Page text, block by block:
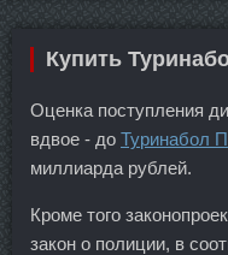
Купить
Оценка поступления
вдвое - до Туринабол
миллиарда рублей.
Кроме того
закон о полиции, в